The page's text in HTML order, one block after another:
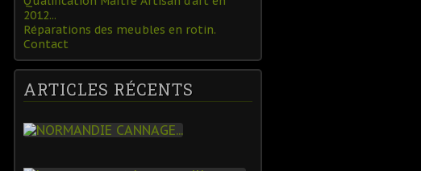
2012...
Réparations des meubles en rotin.
Contact
ARTICLES RÉCENTS